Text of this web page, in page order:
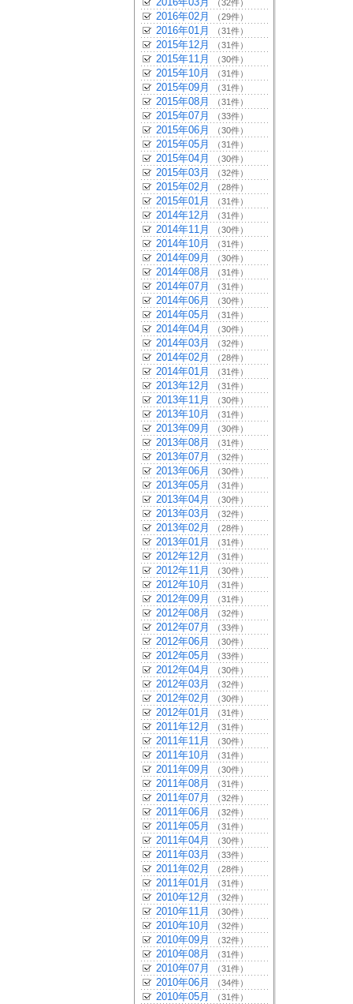
（32件）
2016年02月 （29件）
2016年01月 （31件）
2015年12月 （31件）
2015年11月 （30件）
2015年10月 （31件）
2015年09月 （31件）
2015年08月 （31件）
2015年07月 （33件）
2015年06月 （30件）
2015年05月 （31件）
2015年04月 （30件）
2015年03月 （32件）
2015年02月 （28件）
2015年01月 （31件）
2014年12月 （31件）
2014年11月 （30件）
2014年10月 （31件）
2014年09月 （30件）
2014年08月 （31件）
2014年07月 （31件）
2014年06月 （30件）
2014年05月 （31件）
2014年04月 （30件）
2014年03月 （32件）
2014年02月 （28件）
2014年01月 （31件）
2013年12月 （31件）
2013年11月 （30件）
2013年10月 （31件）
2013年09月 （30件）
2013年08月 （31件）
2013年07月 （32件）
2013年06月 （30件）
2013年05月 （31件）
2013年04月 （30件）
2013年03月 （32件）
2013年02月 （28件）
2013年01月 （31件）
2012年12月 （31件）
2012年11月 （30件）
2012年10月 （31件）
2012年09月 （31件）
2012年08月 （32件）
2012年07月 （33件）
2012年06月 （30件）
2012年05月 （33件）
2012年04月 （30件）
2012年03月 （32件）
2012年02月 （30件）
2012年01月 （31件）
2011年12月 （31件）
2011年11月 （30件）
2011年10月 （31件）
2011年09月 （30件）
2011年08月 （31件）
2011年07月 （32件）
2011年06月 （32件）
2011年05月 （31件）
2011年04月 （30件）
2011年03月 （33件）
2011年02月 （28件）
2011年01月 （31件）
2010年12月 （32件）
2010年11月 （30件）
2010年10月 （32件）
2010年09月 （32件）
2010年08月 （31件）
2010年07月 （31件）
2010年06月 （34件）
2010年05月 （31件）